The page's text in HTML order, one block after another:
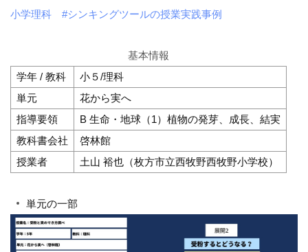
小学理科
#シンキングツールの授業実践事例
基本情報
学年 / 教科
小５/理科
単元
花から実へ
指導要領
B 生命・地球（1）植物の発芽、成長、結実
教科書会社
啓林館
授業者
土山 裕也（枚方市立西牧野西牧野小学校）
単元の一部